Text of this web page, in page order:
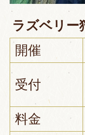
ラズベリー
開催
受付
料金